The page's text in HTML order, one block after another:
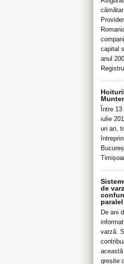
capital
anul
Registrul
Între
iulie
un an,
de
paralel
De ani
varză.
greșite